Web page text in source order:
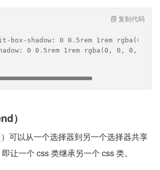
box-shadow: 0 0.5rem 1rem rgba(0, 0,
0 0.5rem 1rem rgba(0, 0, 0,
复制代码
）
）可以从一个选择器到另一个选择器共享
让一个 css 类继承另一个 css 类。